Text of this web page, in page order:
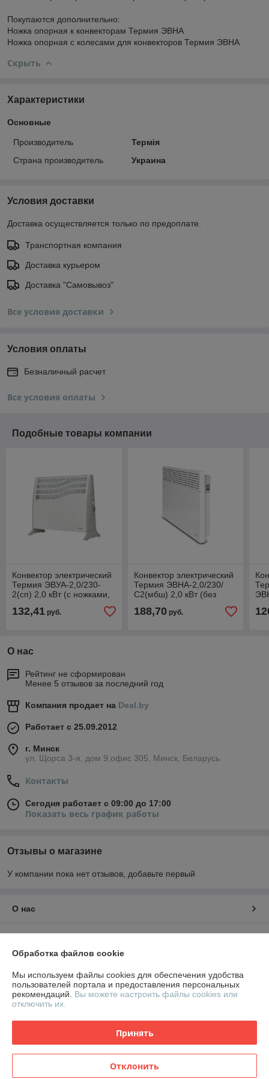
Покупаются дополнительно:
Ножка опорная к конвекторам Термия ЭВНА
Ножка опорная с колесами для конвекторов Термия ЭВНА
Скрыть
Характеристики
Основные
Производитель
Термія
Страна производитель
Украина
Условия доставки
Доставка осуществляется только по предоплате.
Транспортная компания
Доставка курьером
Доставка "Самовывоз"
Все условия доставки
Условия оплаты
Безналичный расчет
Все условия оплаты
Подобные товары компании
Конвектор электрический
Термия ЭВУА-2,0/230-
2(сп) 2,0 кВт (с ножками,
настенной
132,41 руб.
Конвектор электрический
Термия ЭВНА-2,0/230/
С2(мбш) 2,0 кВт (без
ножек, ножки или колеса
покупаются отдельно)
188,70руб.
О нас
Рейтинг не сформирован
Менее 5 отзывов за последний год
Компания продает на Deal.by
Работает с 25.09.2012
г. Минск
ул. Щорса 3-я, дом 9,офис 305, Минск, Беларусь
Контакты
Сегодня работает с 09:00 до 17:00
Показать весь график работы
Отзывы о магазине
У компании пока нет отзывов, добавьте первый
О нас
График работы
Полная версия сайта
Обработка файлов cookie
Мы используем файлы cookies для обеспечения удобства
пользователей портала и предоставления персональных
рекомендаций. Вы можете настроить файлы cookies или
отключить их.
Принять
Отклонить